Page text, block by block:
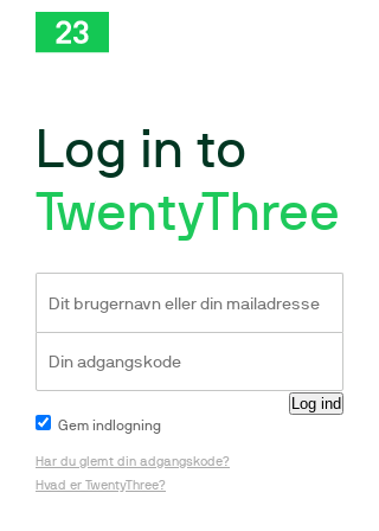
Log in to
TwentyThree
Gem indlogning
Har du glemt din adgangskode?
Hvad er TwentyThree?